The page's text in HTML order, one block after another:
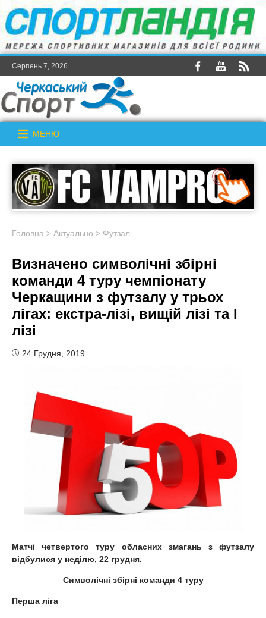
Серпень 7, 2026
МЕНЮ
Головна > Актуально > Футзал
Визначено символічні збірні
команди 4 туру чемпіонату
Черкащини з футзалу у трьох
лігах: екстра-лізі, вищій лізі та I
лізі
24 Грудня, 2019
Матчі четвертого туру обласних змагань з футзалу
відбулися у неділю, 22 грудня.
Cимволічні збірні команди 4 туру
Перша ліга